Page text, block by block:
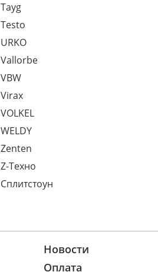
Tayg
Testo
URKO
Vallorbe
VBW
Virax
VOLKEL
WELDY
Zenten
Z-Техно
Сплитстоун
Новости
Оплата